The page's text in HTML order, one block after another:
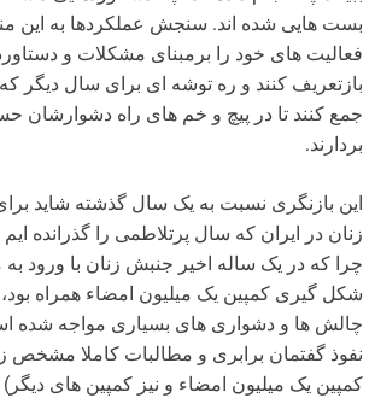
بست هایی شده اند. سنجش عملکردها به این
فعالیت های خود را برمبنای مشکلات و
بازتعریف کنند و ره توشه ای برای سال دیگر
جمع کنند تا در پیچ و خم های راه دشوارشان
بردارند.
این بازنگری نسبت به یک سال گذشته شاید
زنان در ایران که سال پرتلاطمی را گذرانده
چرا که در یک ساله اخیر جنبش زنان با ورود به
شکل گیری کمپین یک میلیون امضاء همراه بود،
چالش ها و دشواری های بسیاری مواجه
نفوذ گفتمان برابری و مطالبات کاملا مشخص
کمپین یک میلیون امضاء و نیز کمپین های